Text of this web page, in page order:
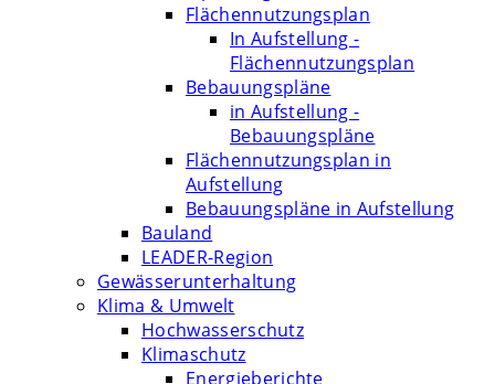
Flächennutzungsplan
In Aufstellung -
Flächennutzungsplan
Bebauungspläne
in Aufstellung -
Bebauungspläne
Flächennutzungsplan in
Aufstellung
Bebauungspläne in Aufstellung
Bauland
LEADER-Region
Gewässerunterhaltung
Klima & Umwelt
Hochwasserschutz
Klimaschutz
Energieberichte